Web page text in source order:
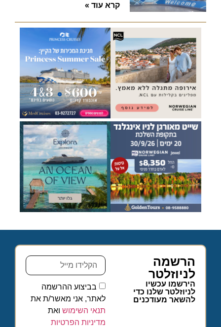
קרא עוד »
הרשמה
לניוזלטר
הירשמו עכשיו
לניוזלטר שלנו כדי
להשאר מעודכנים
בביצוע ההרשמה
לאתר, אני מאשר/ת את
תנאי השימוש ואת
מדיניות הפרטיות